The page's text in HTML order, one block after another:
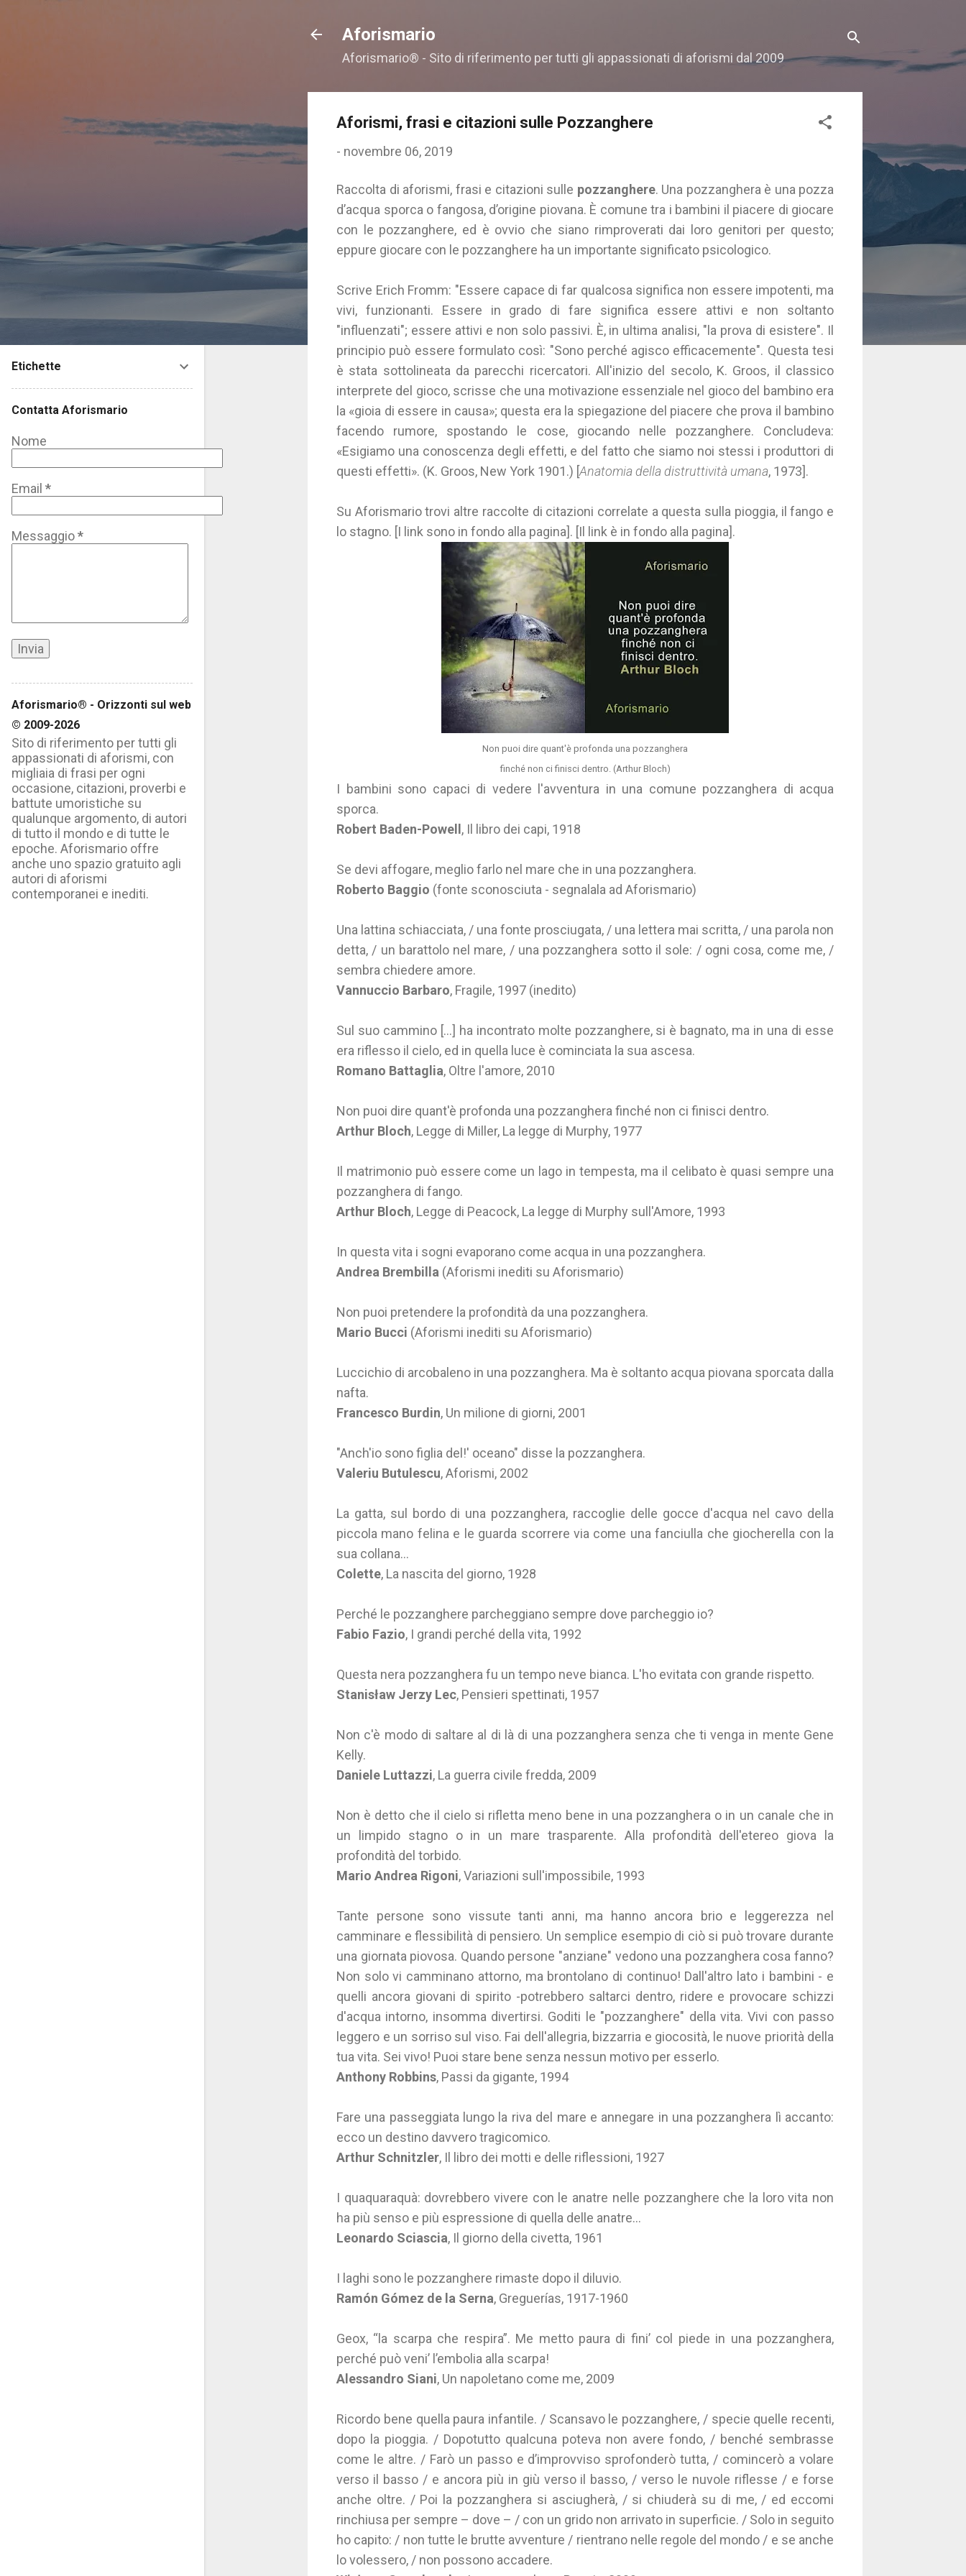
Aforismario
Aforismario® - Sito di riferimento per tutti gli appassionati di aforismi dal 2009
Aforismi, frasi e citazioni sulle Pozzanghere
- novembre 06, 2019
Raccolta di aforismi, frasi e citazioni sulle pozzanghere. Una pozzanghera è una pozza
d’acqua sporca o fangosa, d’origine piovana. È comune tra i bambini il piacere di giocare
con le pozzanghere, ed è ovvio che siano rimproverati dai loro genitori per questo;
eppure giocare con le pozzanghere ha un importante significato psicologico.
Scrive Erich Fromm: "Essere capace di far qualcosa significa non essere impotenti, ma
vivi, funzionanti. Essere in grado di fare significa essere attivi e non soltanto
"influenzati"; essere attivi e non solo passivi. È, in ultima analisi, "la prova di esistere". Il
principio può essere formulato così: "Sono perché agisco efficacemente". Questa tesi
è stata sottolineata da parecchi ricercatori. All'inizio del secolo, K. Groos, il classico
interprete del gioco, scrisse che una motivazione essenziale nel gioco del bambino era
la «gioia di essere in causa»; questa era la spiegazione del piacere che prova il bambino
facendo rumore, spostando le cose, giocando nelle pozzanghere. Concludeva:
«Esigiamo una conoscenza degli effetti, e del fatto che siamo noi stessi i produttori di
questi effetti». (K. Groos, New York 1901.) [Anatomia della distruttività umana, 1973].
Su Aforismario trovi altre raccolte di citazioni correlate a questa sulla pioggia, il fango e
lo stagno. [I link sono in fondo alla pagina]. [Il link è in fondo alla pagina].
Non puoi dire quant'è profonda una pozzanghera
finché non ci finisci dentro. (Arthur Bloch)
I bambini sono capaci di vedere l'avventura in una comune pozzanghera di acqua
sporca.
Robert Baden-Powell , Il libro dei capi, 1918
Se devi affogare, meglio farlo nel mare che in una pozzanghera.
Roberto Baggio (fonte sconosciuta - segnalala ad Aforismario)
Una lattina schiacciata, / una fonte prosciugata, / una lettera mai scritta, / una parola non
detta, / un barattolo nel mare, / una pozzanghera sotto il sole: / ogni cosa, come me, /
sembra chiedere amore.
Vannuccio Barbaro, Fragile, 1997 (inedito)
Sul suo cammino [...] ha incontrato molte pozzanghere, si è bagnato, ma in una di esse
era riflesso il cielo, ed in quella luce è cominciata la sua ascesa.
Romano Battaglia, Oltre l'amore, 2010
Non puoi dire quant'è profonda una pozzanghera finché non ci finisci dentro.
Arthur Bloch, Legge di Miller, La legge di Murphy, 1977
Il matrimonio può essere come un lago in tempesta, ma il celibato è quasi sempre una
pozzanghera di fango.
Arthur Bloch, Legge di Peacock, La legge di Murphy sull'Amore, 1993
In questa vita i sogni evaporano come acqua in una pozzanghera.
Andrea Brembilla (Aforismi inediti su Aforismario)
Non puoi pretendere la profondità da una pozzanghera.
Mario Bucci (Aforismi inediti su Aforismario)
Luccichio di arcobaleno in una pozzanghera. Ma è soltanto acqua piovana sporcata dalla
nafta.
Francesco Burdin, Un milione di giorni, 2001
"Anch'io sono figlia del!' oceano" disse la pozzanghera.
Valeriu Butulescu, Aforismi, 2002
La gatta, sul bordo di una pozzanghera, raccoglie delle gocce d'acqua nel cavo della
piccola mano felina e le guarda scorrere via come una fanciulla che giocherella con la
sua collana...
Colette, La nascita del giorno, 1928
Perché le pozzanghere parcheggiano sempre dove parcheggio io?
Fabio Fazio, I grandi perché della vita, 1992
Questa nera pozzanghera fu un tempo neve bianca. L'ho evitata con grande rispetto.
Stanisław Jerzy Lec, Pensieri spettinati, 1957
Non c'è modo di saltare al di là di una pozzanghera senza che ti venga in mente Gene
Kelly.
Daniele Luttazzi, La guerra civile fredda, 2009
Non è detto che il cielo si rifletta meno bene in una pozzanghera o in un canale che in
un limpido stagno o in un mare trasparente. Alla profondità dell'etereo giova la
profondità del torbido.
Mario Andrea Rigoni, Variazioni sull'impossibile, 1993
Tante persone sono vissute tanti anni, ma hanno ancora brio e leggerezza nel
camminare e flessibilità di pensiero. Un semplice esempio di ciò si può trovare durante
una giornata piovosa. Quando persone "anziane" vedono una pozzanghera cosa fanno?
Non solo vi camminano attorno, ma brontolano di continuo! Dall'altro lato i bambini - e
quelli ancora giovani di spirito -potrebbero saltarci dentro, ridere e provocare schizzi
d'acqua intorno, insomma divertirsi. Goditi le "pozzanghere" della vita. Vivi con passo
leggero e un sorriso sul viso. Fai dell'allegria, bizzarria e giocosità, le nuove priorità della
tua vita. Sei vivo! Puoi stare bene senza nessun motivo per esserlo.
Anthony Robbins, Passi da gigante, 1994
Fare una passeggiata lungo la riva del mare e annegare in una pozzanghera lì accanto:
ecco un destino davvero tragicomico.
Arthur Schnitzler, Il libro dei motti e delle riflessioni, 1927
I quaquaraquà: dovrebbero vivere con le anatre nelle pozzanghere che la loro vita non
ha più senso e più espressione di quella delle anatre...
Leonardo Sciascia, Il giorno della civetta, 1961
I laghi sono le pozzanghere rimaste dopo il diluvio.
Ramón Gómez de la Serna, Greguerías, 1917-1960
Geox, “la scarpa che respira”. Me metto paura di fini’ col piede in una pozzanghera,
perché può veni’ l’embolia alla scarpa!
Alessandro Siani, Un napoletano come me, 2009
Ricordo bene quella paura infantile. / Scansavo le pozzanghere, / specie quelle recenti,
dopo la pioggia. / Dopotutto qualcuna poteva non avere fondo, / benché sembrasse
come le altre. / Farò un passo e d’improvviso sprofonderò tutta, / comincerò a volare
verso il basso / e ancora più in giù verso il basso, / verso le nuvole riflesse / e forse
anche oltre. / Poi la pozzanghera si asciugherà, / si chiuderà su di me, / ed eccomi
rinchiusa per sempre – dove – / con un grido non arrivato in superficie. / Solo in seguito
ho capito: / non tutte le brutte avventure / rientrano nelle regole del mondo / e se anche
lo volessero, / non possono accadere.
Etichette
Contatta Aforismario
Nome
Email *
Messaggio*
Aforismario® - Orizzonti sul web
© 2009-2026
Sito di riferimento per tutti gli
appassionati di aforismi, con
migliaia di frasi per ogni
occasione, citazioni, proverbi e
battute umoristiche su
qualunque argomento, di autori
di tutto il mondo e di tutte le
epoche. Aforismario offre
anche uno spazio gratuito agli
autori di aforismi
contemporanei e inediti.